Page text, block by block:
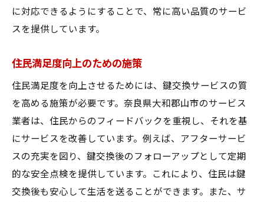
に対応できるようにすることで、常に高い品質のサービ
スを提供しています。
住民満足度向上のための施策
住民満足度を向上させるためには、鍵交換サービスの質
を高める施策が必要です。奈良県大和郡山市のサービス
業者は、住民からのフィードバックを重視し、それを基
にサービスを改善しています。例えば、アフターサービ
スの充実を図り、鍵交換後のフォローアップとして定期
的な安全点検を提供しています。これにより、住民は鍵
交換後も安心して生活を送ることができます。また、サ